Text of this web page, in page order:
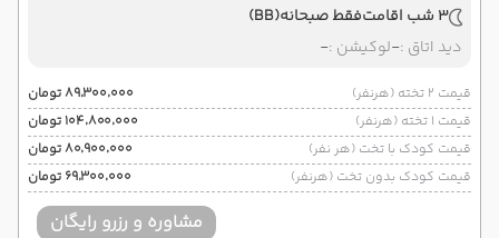
3 شب اقامت فقط صبحانه(BB)
دید اتاق :-لوکیشن :-
قیمت 2 تخته (هرنفر)
۸۹٬۳۰۰٬۰۰۰ تومان
قیمت 1 تخته (هرنفر)
۱۰۴٬۸۰۰٬۰۰۰ تومان
قیمت کودک با تخت (هر نفر)
۸۰٬۹۰۰٬۰۰۰ تومان
قیمت کودک بدون تخت (هرنفر)
۶۹٬۳۰۰٬۰۰۰ تومان
مشاوره و رزرو رایگان